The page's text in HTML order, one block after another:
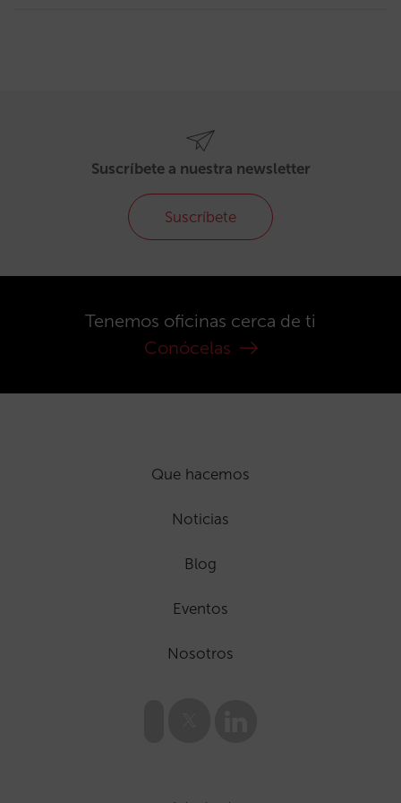
Suscríbete a nuestra newsletter
Suscríbete
Tenemos oficinas cerca de ti
Conócelas
Que hacemos
Noticias
Blog
Eventos
Nosotros